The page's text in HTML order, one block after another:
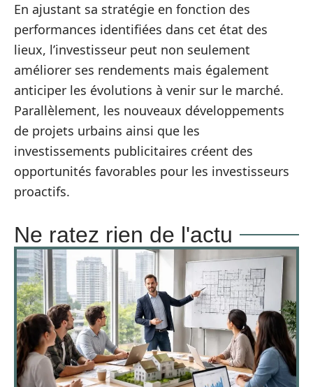
En ajustant sa stratégie en fonction des
performances identifiées dans cet état des
lieux, l’investisseur peut non seulement
améliorer ses rendements mais également
anticiper les évolutions à venir sur le marché.
Parallèlement, les nouveaux développements
de projets urbains ainsi que les
investissements publicitaires créent des
opportunités favorables pour les investisseurs
proactifs.
Ne ratez rien de l'actu